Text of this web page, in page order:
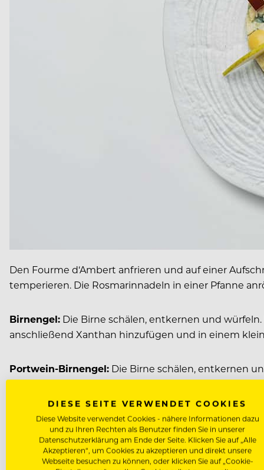
Den Fourme d‘Ambert anfrieren und auf einer
temperieren. Die Rosmarinnadeln in einer Pfanne
Birnengel: Die Birne schälen, entkernen und
anschließend Xanthan hinzufügen und in einem
Portwein-Birnengel: Die Birne schälen, entkernen
Rotwein sowie Pektin und das Vanillemark zufügen
Mixer mit einer Messerspitze Xanthan glatt mixen
Portwein-Essig-Gelee:Den Rotweinessig mit dem
feines Sieb in ein Rahmenblech (11 x 11 x 1,5 cm)
DIESE SEITE VERWENDET COOKIES
Diese Website verwendet Cookies - nähere Informationen dazu
und zu Ihren Rechten als Benutzer finden Sie in unserer
Datenschutzerklärung am Ende der Seite. Klicken Sie auf „Alle
Akzeptieren“, um Cookies zu akzeptieren und direkt unsere
Webseite besuchen zu können, oder klicken Sie auf „Cookie-